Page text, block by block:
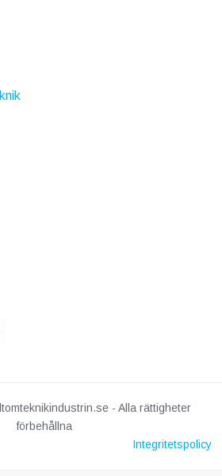
- Alla rättigheter
förbehållna
Integritetspolicy